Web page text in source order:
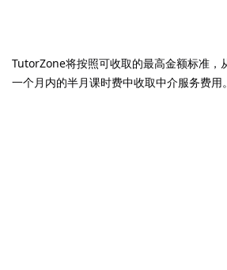
TutorZone将按照可收取的最高金额标准，
一个月内的半月课时费中收取中介服务费用。